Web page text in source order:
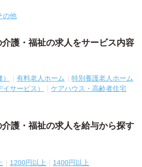
の他
護・福祉の求人をサービス内容
有料老人ホーム
特別養護老人ホーム
サービス）
ケアハウス・高齢者住宅
護・福祉の求人を給与から探す
1200円以上 1400円以上